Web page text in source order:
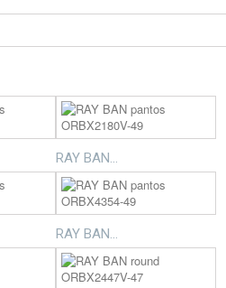
RAY BAN...
RAY BAN...